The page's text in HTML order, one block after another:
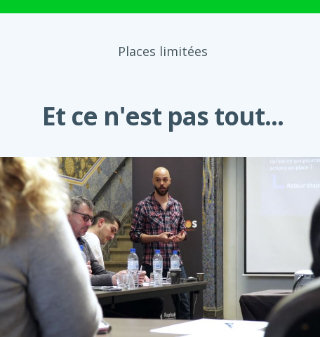
Places limitées
Et ce n'est pas tout...